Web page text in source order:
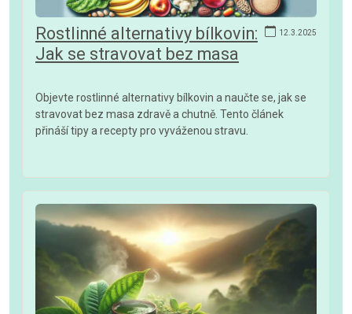
12.3.2025
Rostlinné alternativy bílkovin:
Jak se stravovat bez masa
Objevte rostlinné alternativy bílkovin a naučte se, jak se
stravovat bez masa zdravě a chutně. Tento článek
přináší tipy a recepty pro vyváženou stravu.